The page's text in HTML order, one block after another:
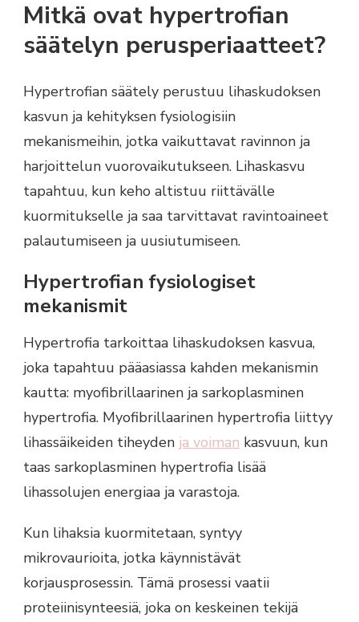
Mitkä ovat hypertrofian
säätelyn perusperiaatteet?
Hypertrofian säätely perustuu lihaskudoksen
kasvun ja kehityksen fysiologisiin
mekanismeihin, jotka vaikuttavat ravinnon ja
harjoittelun vuorovaikutukseen. Lihaskasvu
tapahtuu, kun keho altistuu riittävälle
kuormitukselle ja saa tarvittavat ravintoaineet
palautumiseen ja uusiutumiseen.
Hypertrofian fysiologiset
mekanismit
Hypertrofia tarkoittaa lihaskudoksen kasvua,
joka tapahtuu pääasiassa kahden mekanismin
kautta: myofibrillaarinen ja sarkoplasminen
hypertrofia. Myofibrillaarinen hypertrofia liittyy
lihassäikeiden tiheyden ja voiman kasvuun, kun
taas sarkoplasminen hypertrofia lisää
lihassolujen energiaa ja varastoja.
Kun lihaksia kuormitetaan, syntyy
mikrovaurioita, jotka käynnistävät
korjausprosessin. Tämä prosessi vaatii
proteiinisynteesiä, joka on keskeinen tekijä